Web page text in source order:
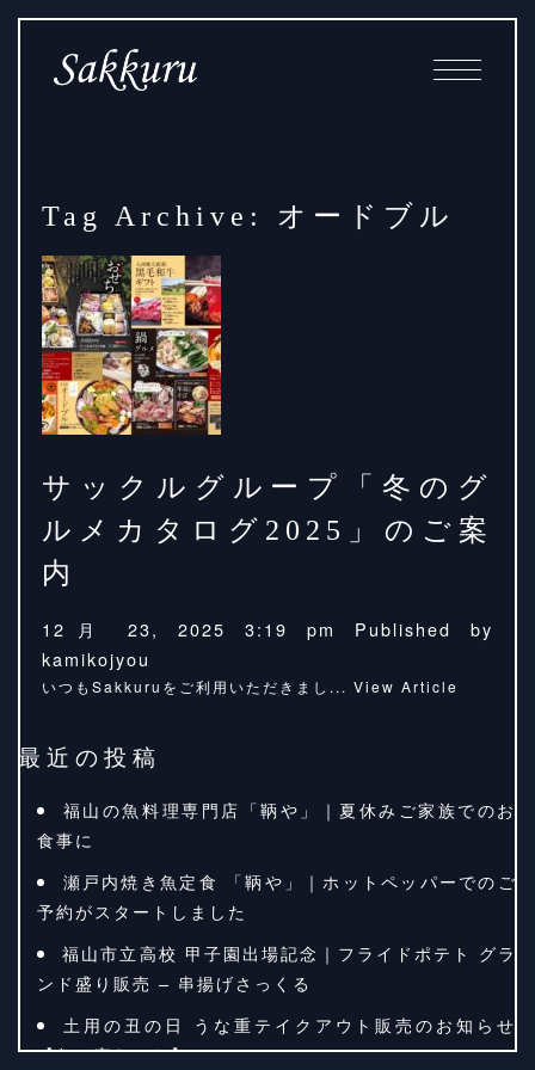
Skip
ContentNavigation
Tag Archive: オードブル
サックルグループ「冬のグ
ルメカタログ2025」のご案
内
12月 23, 2025 3:19 pm
Published by
kamikojyou
いつもSakkuruをご利用いただきまし... View Article
最近の投稿
福山の魚料理専門店「鞆や」｜夏休みご家族でのお
食事に
瀬戸内焼き魚定食 「鞆や」｜ホットペッパーでのご
予約がスタートしました
福山市立高校 甲子園出場記念｜フライドポテト グラ
ンド盛り販売 – 串揚げさっくる
土用の丑の日 うな重テイクアウト販売のお知らせ
【魚々家むてき】